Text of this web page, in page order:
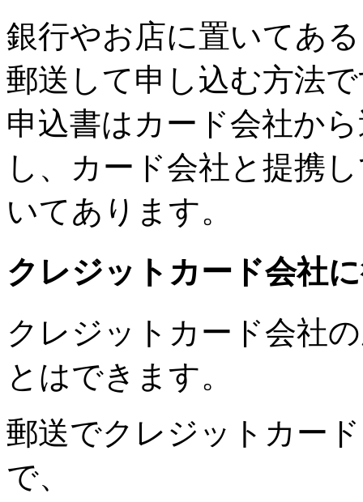
銀行やお店に置いてあ
郵送して申し込む方法
申込書はカード会社か
し、カード会社と提携
いてあります。
クレジットカード会社
クレジットカード会社
とはできます。
郵送でクレジットカー
で、